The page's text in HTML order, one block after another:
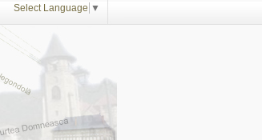
Select Language ▼